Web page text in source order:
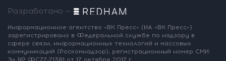
Разработано —
Информационное агентство «ВК Пресс» (ИА «ВК Пресс»)
зарегистрировано в Федеральной службе по надзору в
сфере связи, информационных технологий и массовых
коммуникаций (Роскомнадзор), регистрационный номер СМИ:
Эл № ФС77-71381 от 17 октября 2017 г.